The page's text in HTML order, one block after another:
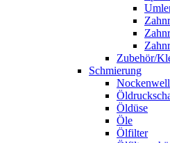
Zubehör/
Schmierung
Öldüse
Öle
Ölfilter